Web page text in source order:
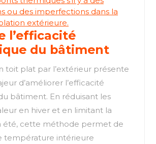
ou des imperfections dans la
extérieure.
l’efficacité
du bâtiment
toit plat par l’extérieur présente
d’améliorer l’efficacité
bâtiment. En réduisant les
en hiver et en limitant la
été, cette méthode permet de
température intérieure